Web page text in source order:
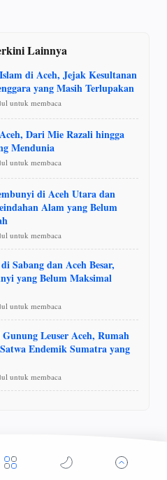
Lainnya
di Aceh, Jejak Kesultanan
yang Masih Terlupakan
untuk membaca
Dari Mie Razali hingga
Mendunia
untuk membaca
di Aceh Utara dan
Alam yang Belum
untuk membaca
Sabang dan Aceh Besar,
yang Belum Maksimal
untuk membaca
Leuser Aceh, Rumah
Endemik Sumatra yang
untuk membaca
ini